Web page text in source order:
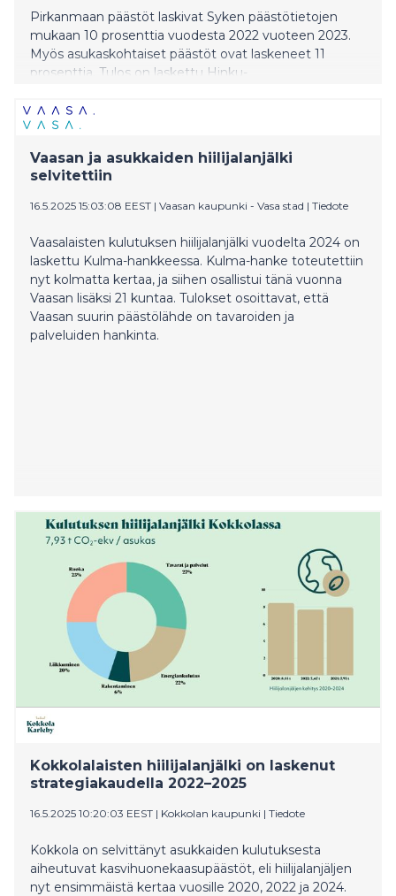
Pirkanmaan päästöt laskivat Syken päästötietojen
mukaan 10 prosenttia vuodesta 2022 vuoteen 2023.
Myös asukaskohtaiset päästöt ovat laskeneet 11
prosenttia. Tulos on laskettu Hinku-
eli rakennusten erillislämmityksen, työkoneiden,
maatalouden, liikenteen, jätehuollon ja F-kaasujen
Vaasan ja asukkaiden hiilijalanjälki
selvitettiin
16.5.2025 15:03:08 EEST | Vaasan kaupunki - Vasa stad | Tiedote
Vaasalaisten kulutuksen hiilijalanjälki vuodelta 2024 on
laskettu Kulma-hankkeessa. Kulma-hanke toteutettiin
nyt kolmatta kertaa, ja siihen osallistui tänä vuonna
Vaasan lisäksi 21 kuntaa. Tulokset osoittavat, että
Vaasan suurin päästölähde on tavaroiden ja
palveluiden hankinta.
Kokkolalaisten hiilijalanjälki on laskenut
strategiakaudella 2022–2025
16.5.2025 10:20:03 EEST | Kokkolan kaupunki | Tiedote
Kokkola on selvittänyt asukkaiden kulutuksesta
aiheutuvat kasvihuonekaasupäästöt, eli hiilijalanjäljen
nyt ensimmäistä kertaa vuosille 2020, 2022 ja 2024.